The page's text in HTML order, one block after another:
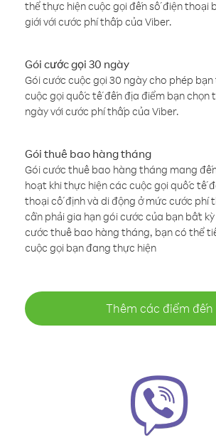
thể thực hiện cuộc gọi đến số điện thoại
giới với cước phí thấp của Viber.
Gói cước gọi 30 ngày
Gói cước cuộc gọi 30 ngày cho phép
cuộc gọi quốc tế đến địa điểm bạn chọn
ngày với cước phí thấp của Viber.
Gói thuê bao hàng tháng
Gói cước thuê bao hàng tháng mang
hoạt khi thực hiện các cuộc gọi quốc tế
thoại cố định và di động ở mức cước phí
cần phải gia hạn gói cước của bạn bất
cước thuê bao hàng tháng, bạn có thể
cuộc gọi bạn đang thực hiện
Thêm các điểm đến